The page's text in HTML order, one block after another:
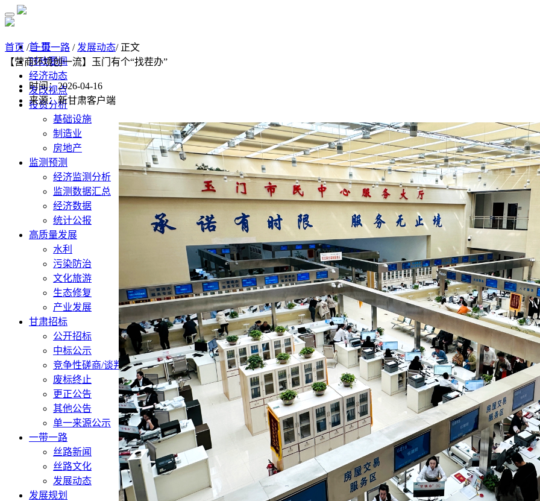
首 页
时政要闻
经济动态
发改视点
投资分析
基础设施
制造业
房地产
监测预测
经济监测分析
监测数据汇总
经济数据
统计公报
高质量发展
水利
污染防治
文化旅游
生态修复
产业发展
甘肃招标
公开招标
中标公示
竞争性磋商/谈判
废标终止
更正公告
其他公告
单一来源公示
一带一路
丝路新闻
丝路文化
发展动态
发展规划
首页 /一带一路 / 发展动态/ 正文
【营商环境创一流】玉门有个“找茬办”
时间：2026-04-16
来源：新甘肃客户端